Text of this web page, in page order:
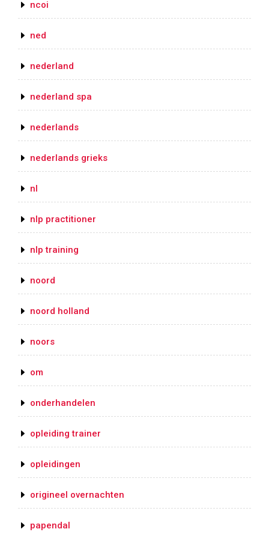
ncoi
ned
nederland
nederland spa
nederlands
nederlands grieks
nl
nlp practitioner
nlp training
noord
noord holland
noors
om
onderhandelen
opleiding trainer
opleidingen
origineel overnachten
papendal